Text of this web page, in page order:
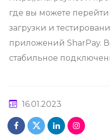
где вы можете
загрузки и
приложений SharPay.
стабильное
16.01.2023